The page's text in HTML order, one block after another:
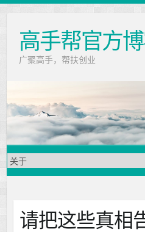
高手帮官方
广聚高手，帮扶创业
请把这些真相